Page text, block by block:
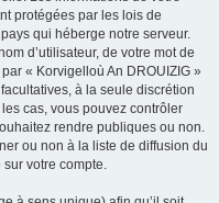
protégées par les lois de
qui héberge notre serveur.
d’utilisateur, de votre mot de
« Korvigelloù An DROUIZIG »
à la seule discrétion
cas, vous pouvez contrôler
rendre publiques ou non.
ou non à la liste de diffusion du
votre compte.